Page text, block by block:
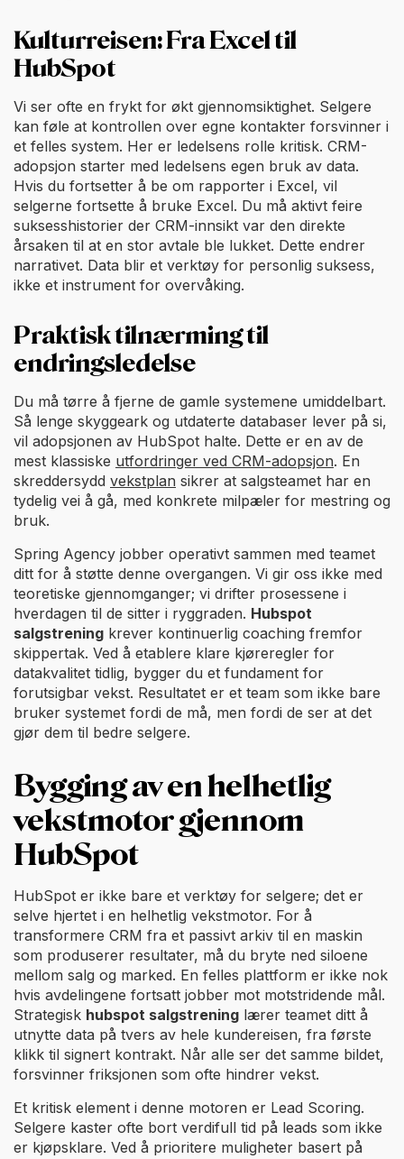
Kulturreisen: Fra Excel til
HubSpot
Vi ser ofte en frykt for økt gjennomsiktighet. Selgere
kan føle at kontrollen over egne kontakter forsvinner i
et felles system. Her er ledelsens rolle kritisk. CRM-
adopsjon starter med ledelsens egen bruk av data.
Hvis du fortsetter å be om rapporter i Excel, vil
selgerne fortsette å bruke Excel. Du må aktivt feire
suksesshistorier der CRM-innsikt var den direkte
årsaken til at en stor avtale ble lukket. Dette endrer
narrativet. Data blir et verktøy for personlig suksess,
ikke et instrument for overvåking.
Praktisk tilnærming til
endringsledelse
Du må tørre å fjerne de gamle systemene umiddelbart.
Så lenge skyggeark og utdaterte databaser lever på si,
vil adopsjonen av HubSpot halte. Dette er en av de
mest klassiske utfordringer ved CRM-adopsjon. En
skreddersydd vekstplan sikrer at salgsteamet har en
tydelig vei å gå, med konkrete milpæler for mestring og
bruk.
Spring Agency jobber operativt sammen med teamet
ditt for å støtte denne overgangen. Vi gir oss ikke med
teoretiske gjennomganger; vi drifter prosessene i
hverdagen til de sitter i ryggraden. Hubspot
salgstrening krever kontinuerlig coaching fremfor
skippertak. Ved å etablere klare kjøreregler for
datakvalitet tidlig, bygger du et fundament for
forutsigbar vekst. Resultatet er et team som ikke bare
bruker systemet fordi de må, men fordi de ser at det
gjør dem til bedre selgere.
Bygging av en helhetlig
vekstmotor gjennom
HubSpot
HubSpot er ikke bare et verktøy for selgere; det er
selve hjertet i en helhetlig vekstmotor. For å
transformere CRM fra et passivt arkiv til en maskin
som produserer resultater, må du bryte ned siloene
mellom salg og marked. En felles plattform er ikke nok
hvis avdelingene fortsatt jobber mot motstridende mål.
Strategisk hubspot salgstrening lærer teamet ditt å
utnytte data på tvers av hele kundereisen, fra første
klikk til signert kontrakt. Når alle ser det samme bildet,
forsvinner friksjonen som ofte hindrer vekst.
Et kritisk element i denne motoren er Lead Scoring.
Selgere kaster ofte bort verdifull tid på leads som ikke
er kjøpsklare. Ved å prioritere muligheter basert på